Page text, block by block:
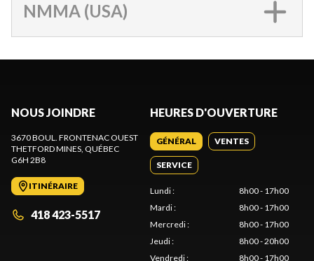
NMMA (USA)
NOUS JOINDRE
3670 BOUL. FRONTENAC OUEST
THETFORD MINES, QUÉBEC
G6H 2B8
ITINÉRAIRE
418 423-5517
HEURES D'OUVERTURE
GÉNÉRAL VENTES
SERVICE
Lundi:
8h00 - 17h00
Mardi:
8h00 - 17h00
Mercredi:
8h00 - 17h00
Jeudi:
8h00 - 20h00
Vendredi: 8h00 - 17h00